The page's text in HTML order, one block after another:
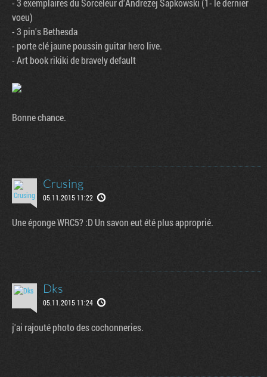
- 3 exemplaires du Sorceleur d'Andrezej Sapkowski (1- le dernier
voeu)
- 3 pin's Bethesda
- porte clé jaune poussin guitar hero live.
- Art book rikiki de bravely default
Bonne chance.
Crusing
05.11.2015 11:22
Une éponge WRC5? :D Un savon eut été plus approprié.
Dks
05.11.2015 11:24
j'ai rajouté photo des cochonneries.